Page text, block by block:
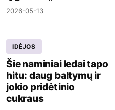
2026-05-13
IDĖJOS
Šie naminiai ledai tapo
hitu: daug baltymų ir
jokio pridėtinio
cukraus